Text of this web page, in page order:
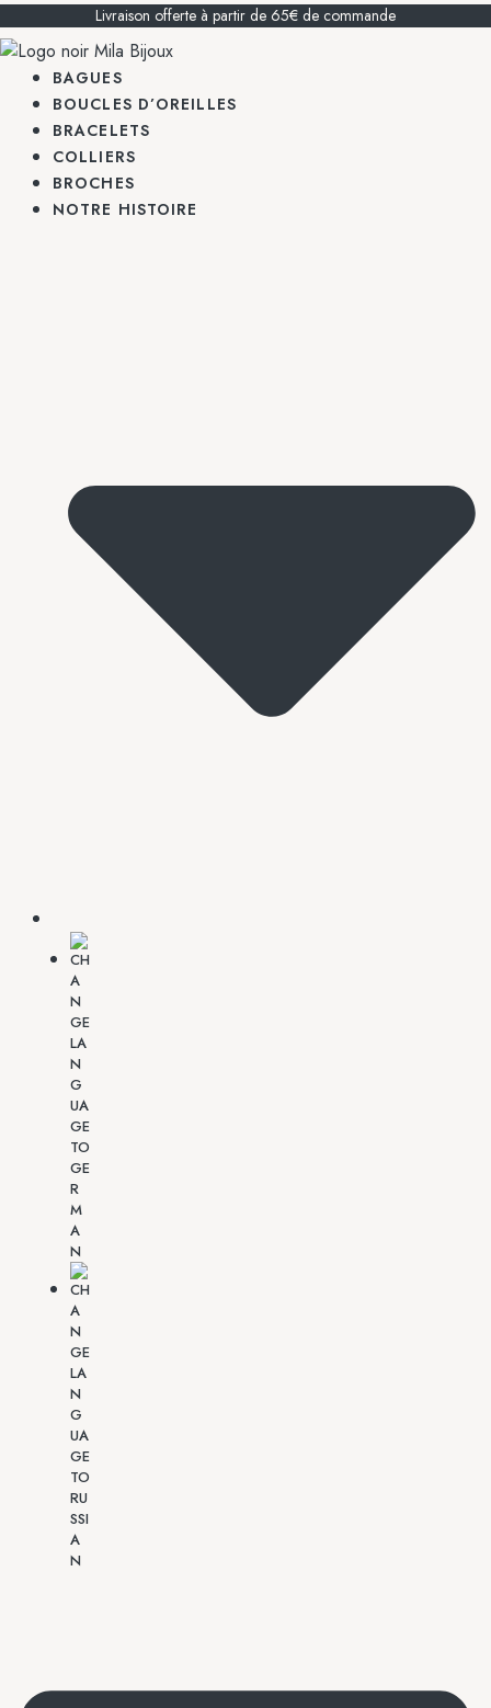
Livraison offerte à partir de 65€ de commande
BAGUES
BOUCLES D’OREILLES
BRACELETS
COLLIERS
BROCHES
NOTRE HISTOIRE